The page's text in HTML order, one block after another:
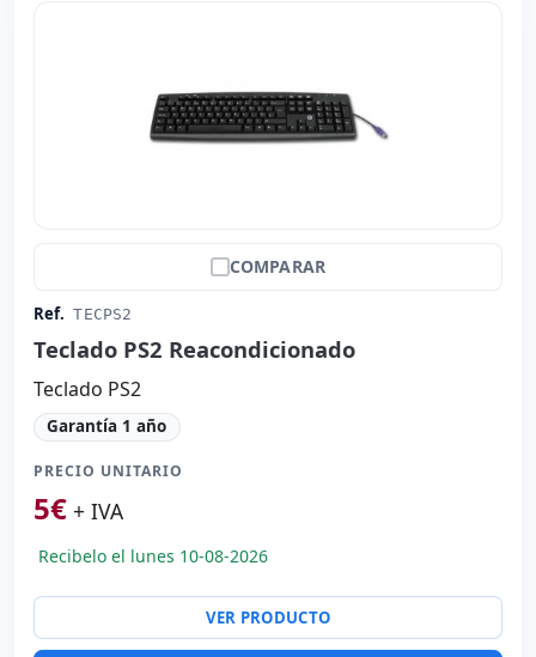
COMPARAR
Ref. TECPS2
Teclado PS2 Reacondicionado
Teclado PS2
Garantía 1 año
PRECIO UNITARIO
5€ + IVA
Recibelo el lunes 10-08-2026
VER PRODUCTO